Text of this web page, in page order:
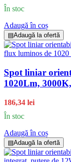
În stoc
Adaugă în coș
▤Adaugă la ofertă
Spot liniar
1020Lm,
186,34 lei
În stoc
Adaugă în coș
▤Adaugă la ofertă